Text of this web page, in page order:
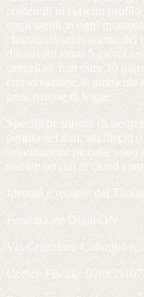
contenuti in ciascun
dagli utenti in ogni
chiusura/disattivazione del
disattivato entro 5 giorni
cancellate non oltre 30
conservazione in ambiente
prescrizione di legge.
Specifiche misure di
perdita dei dati, usi illeciti
informazioni raccolte sono
tramite servizi di cloud
Identità e recapiti del
Fondazione DigithON
Via Cristoforo Colombo n.
Codice Fiscale: